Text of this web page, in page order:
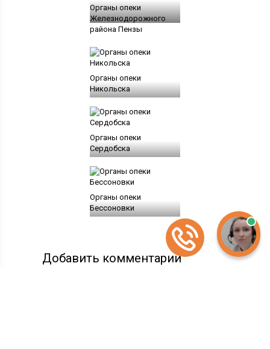
Органы опеки
Железнодорожного
района Пензы
Органы опеки
Никольска
Органы опеки
Сердобска
Органы опеки
Бессоновки
Добавить комментарий